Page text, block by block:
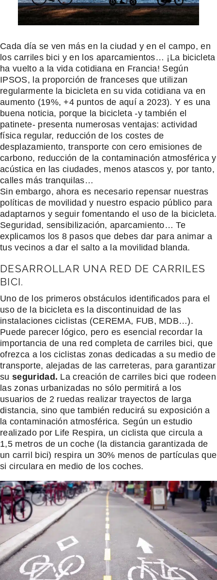
Cada día se ven más en la ciudad y en el campo, en
los carriles bici y en los aparcamientos… ¡La bicicleta
ha vuelto a la vida cotidiana en Francia! Según
IPSOS, la proporción de franceses que utilizan
regularmente la bicicleta en su vida cotidiana va en
aumento (19%, +4 puntos de aquí a 2023). Y es una
buena noticia, porque la bicicleta -y también el
patinete- presenta numerosas ventajas: actividad
física regular, reducción de los costes de
desplazamiento, transporte con cero emisiones de
carbono, reducción de la contaminación atmosférica y
acústica en las ciudades, menos atascos y, por tanto,
calles más tranquilas…
Sin embargo, ahora es necesario repensar nuestras
políticas de movilidad y nuestro espacio público para
adaptarnos y seguir fomentando el uso de la bicicleta.
Seguridad, sensibilización, aparcamiento… Te
explicamos los 8 pasos que debes dar para animar a
tus vecinos a dar el salto a la movilidad blanda.
DESARROLLAR UNA RED DE CARRILES
BICI.
Uno de los primeros obstáculos identificados para el
uso de la bicicleta es la discontinuidad de las
instalaciones ciclistas (CEREMA, FUB, MDB…).
Puede parecer lógico, pero es esencial recordar la
importancia de una red completa de carriles bici, que
ofrezca a los ciclistas zonas dedicadas a su medio de
transporte, alejadas de las carreteras, para garantizar
su seguridad. La creación de carriles bici que rodeen
las zonas urbanizadas no sólo permitirá a los
usuarios de 2 ruedas realizar trayectos de larga
distancia, sino que también reducirá su exposición a
la contaminación atmosférica. Según un estudio
realizado por Life Respira, un ciclista que circula a
1,5 metros de un coche (la distancia garantizada de
un carril bici) respira un 30% menos de partículas que
si circulara en medio de los coches.